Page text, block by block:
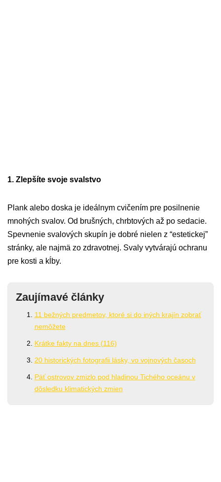
1. Zlepšíte svoje svalstvo
Plank alebo doska je ideálnym cvičením pre posilnenie
mnohých svalov. Od brušných, chrbtových až po sedacie.
Spevnenie svalových skupín je dobré nielen z “estetickej”
stránky, ale najmä zo zdravotnej. Svaly vytvárajú ochranu
pre kosti a kĺby.
Zaujímavé články
11 bežných predmetov, ktoré si do iných krajín zobrať
nemôžete
Krátke fakty na dnes (116)
20 historických fotografii lásky, vo vojnových časoch
Päť ostrovov zmizlo pod hladinou Tichého oceánu v
dôsledku klimatických zmien